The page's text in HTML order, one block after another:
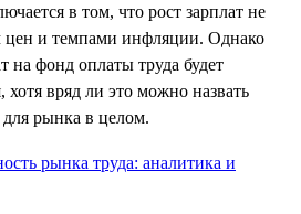
в том, что рост зарплат не
цен и темпами инфляции. Однако
на фонд оплаты труда будет
хотя вряд ли это можно назвать
рынка в целом.